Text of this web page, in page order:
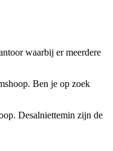
waarbij er meerdere
Ben je op zoek
Desalniettemin zijn de